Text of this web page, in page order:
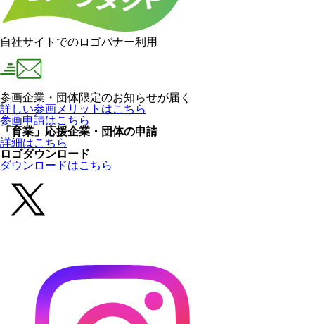
自社サイトでのロゴバナー利用
参画企業・団体限定のお知らせが届く
詳しい参画メリットはこちら
参画申請はこちら
「育業」応援企業・団体の申請
詳細はこちら
ロゴダウンロード
ダウンロードはこちら